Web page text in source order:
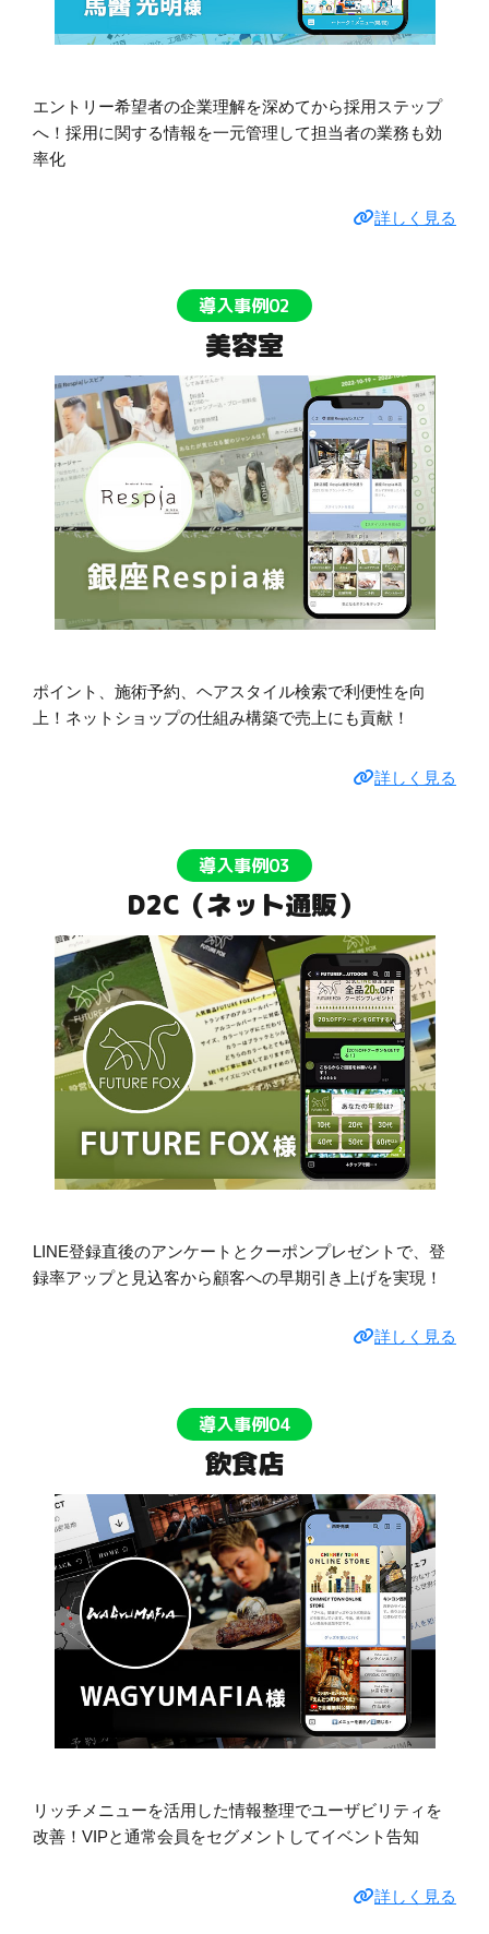
エントリー希望者の企業理解を深めてから採用ステップ
へ！採用に関する情報を一元管理して担当者の業務も効
率化
詳しく見る
導入事例02
美容室
ポイント、施術予約、ヘアスタイル検索で利便性を向
上！ネットショップの仕組み構築で売上にも貢献！
詳しく見る
導入事例03
D2C（ネット通販）
LINE登録直後のアンケートとクーポンプレゼントで、登
録率アップと見込客から顧客への早期引き上げを実現！
詳しく見る
導入事例04
飲食店
リッチメニューを活用した情報整理でユーザビリティを
改善！VIPと通常会員をセグメントしてイベント告知
詳しく見る